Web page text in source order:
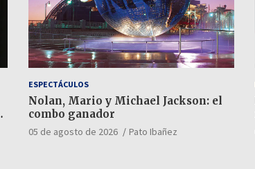
ESPECTÁCULOS
Nolan, Mario y Michael Jackson: el
combo ganador
05 de agosto de 2026 Pato Ibañez